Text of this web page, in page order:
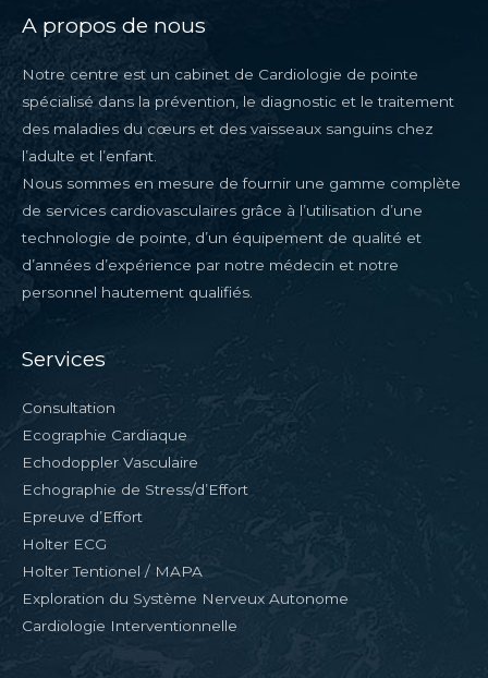
A propos de nous
Notre centre est un cabinet de Cardiologie de pointe
spécialisé dans la prévention, le diagnostic et le traitement
des maladies du cœurs et des vaisseaux sanguins chez
l’adulte et l’enfant.
Nous sommes en mesure de fournir une gamme complète
de services cardiovasculaires grâce à l’utilisation d’une
technologie de pointe, d’un équipement de qualité et
d’années d’expérience par notre médecin et notre
personnel hautement qualifiés.
Services
Consultation
Ecographie Cardiaque
Echodoppler Vasculaire
Echographie de Stress/d’Effort
Epreuve d’Effort
Holter ECG
Holter Tentionel / MAPA
Exploration du Système Nerveux Autonome
Cardiologie Interventionnelle